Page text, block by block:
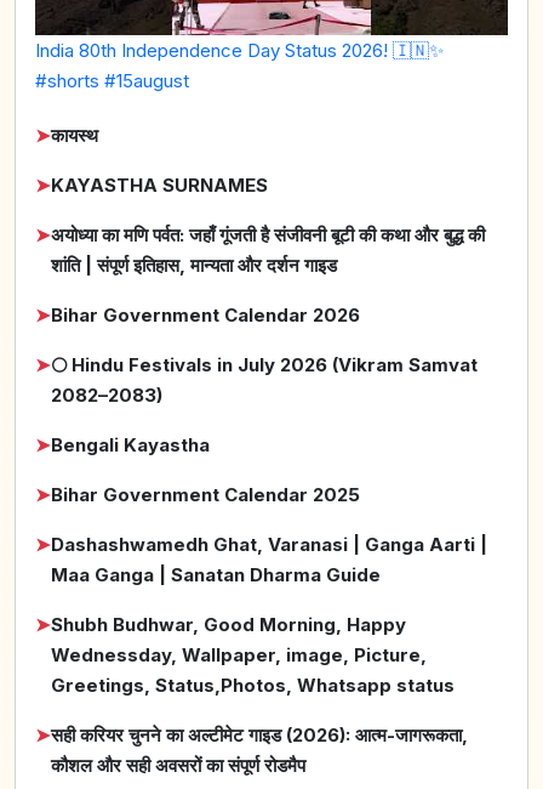
India 80th Independence Day Status 2026! 🇮🇳✨
#shorts #15august
➤कायस्थ
➤KAYASTHA SURNAMES
➤अयोध्या का मणि पर्वत: जहाँ गूंजती है संजीवनी बूटी की कथा और बुद्ध की
शांति | संपूर्ण इतिहास, मान्यता और दर्शन गाइड
➤Bihar Government Calendar 2026
➤🌕 Hindu Festivals in July 2026 (Vikram Samvat
2082–2083)
➤Bengali Kayastha
➤Bihar Government Calendar 2025
➤Dashashwamedh Ghat, Varanasi | Ganga Aarti |
Maa Ganga | Sanatan Dharma Guide
➤Shubh Budhwar, Good Morning, Happy
Wednessday, Wallpaper, image, Picture,
Greetings, Status,Photos, Whatsapp status
➤सही करियर चुनने का अल्टीमेट गाइड (2026): आत्म-जागरूकता,
कौशल और सही अवसरों का संपूर्ण रोडमैप